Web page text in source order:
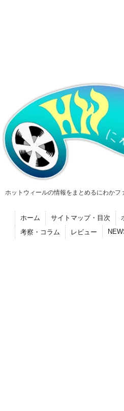
ホットウィールの情報をまとめるにわかフ
ホーム サイトマップ・目次
考察・コラム
レビュー